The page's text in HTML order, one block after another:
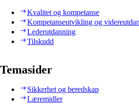
Kvalitet og kompetanse
Kompetanseutvikling og
Lederutdanning
Tilskudd
Temasider
Sikkerhet og beredskap
Læremidler